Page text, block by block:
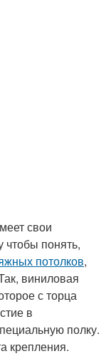
свои
чтобы понять,
потолков,
виниловая
с торца
в
полку.
крепления.